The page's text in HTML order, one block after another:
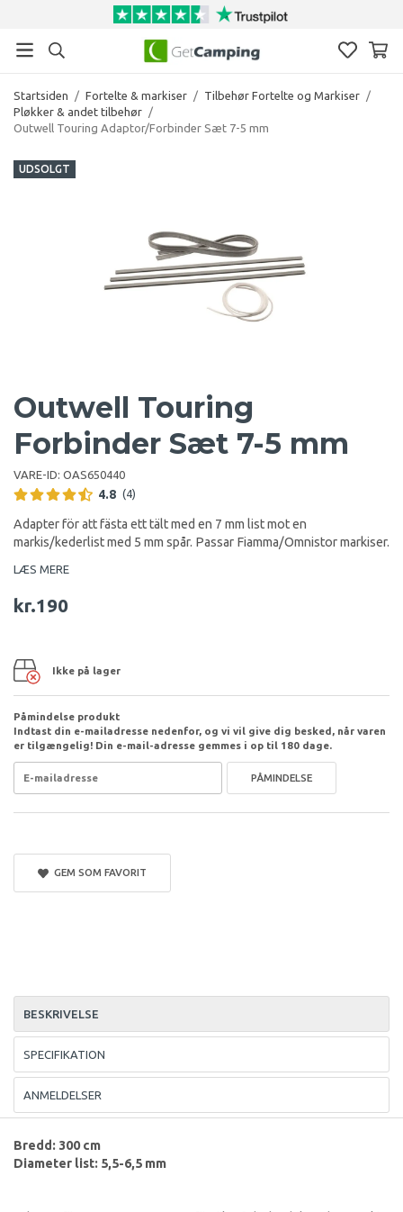
Startsiden / Fortelte & markiser / Tilbehør Fortelte og Markiser /
Pløkker & andet tilbehør /
Outwell Touring Adaptor/Forbinder Sæt 7-5 mm
UDSOLGT
Outwell Touring
Forbinder Sæt 7-5 mm
VARE-ID: OAS650440
4.8 (4)
Adapter för att fästa ett tält med en 7 mm list mot en
markis/kederlist med 5 mm spår. Passar Fiamma/Omnistor markiser.
LÆS MERE
kr.190
Ikke på lager
Påmindelse produkt
Indtast din e-mailadresse nedenfor, og vi vil give dig besked, når varen
er tilgængelig! Din e-mail-adresse gemmes i op til 180 dage.
PÅMINDELSE
GEM SOM FAVORIT
BESKRIVELSE
SPECIFIKATION
ANMELDELSER
Bredd: 300 cm
Diameter list: 5,5-6,5 mm